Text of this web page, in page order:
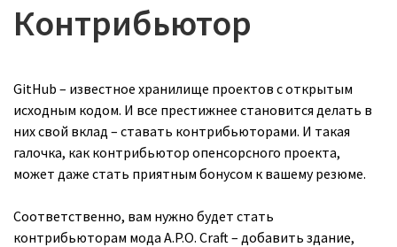
Контрибьютор
GitHub – известное хранилище проектов с открытым
исходным кодом. И все престижнее становится делать в
них свой вклад – ставать контрибьюторами. И такая
галочка, как контрибьютор опенсорсного проекта,
может даже стать приятным бонусом к вашему резюме.
Соответственно, вам нужно будет стать
контрибьюторам мода A.P.O. Craft – добавить здание,